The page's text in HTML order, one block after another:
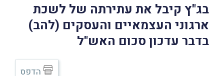
בג"ץ קיבל את עתירתה של לשכת
ארגוני העצמאיים והעסקים (להב)
בדבר עדכון סכום האש"ל